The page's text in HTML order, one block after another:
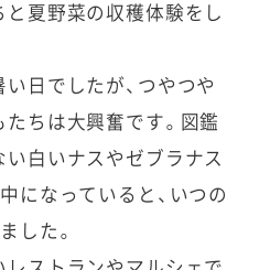
夏野菜の収穫体験をし
日でしたが、つやつや
ちは大興奮です。図鑑
白いナスやゼブラナス
になっていると、いつの
した。